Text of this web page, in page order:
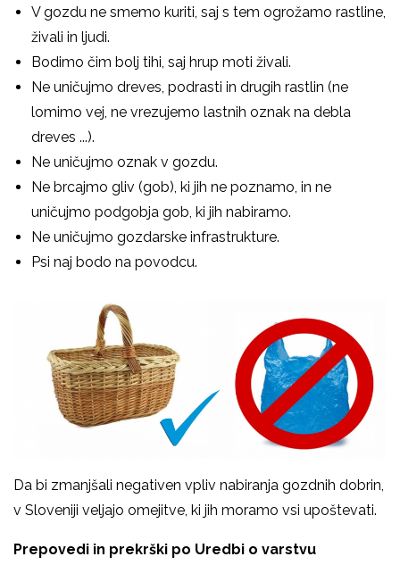
V gozdu ne smemo kuriti, saj s tem ogrožamo rastline,
živali in ljudi.
Bodimo čim bolj tihi, saj hrup moti živali.
Ne uničujmo dreves, podrasti in drugih rastlin (ne
lomimo vej, ne vrezujemo lastnih oznak na debla
dreves ...).
Ne uničujmo oznak v gozdu.
Ne brcajmo gliv (gob), ki jih ne poznamo, in ne
uničujmo podgobja gob, ki jih nabiramo.
Ne uničujmo gozdarske infrastrukture.
Psi naj bodo na povodcu.
Da bi zmanjšali negativen vpliv nabiranja gozdnih dobrin,
v Sloveniji veljajo omejitve, ki jih moramo vsi upoštevati.
Prepovedi in prekrški po Uredbi o varstvu